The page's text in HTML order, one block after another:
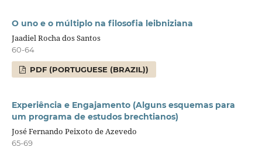
O uno e o múltiplo na filosofia leibniziana
Jaadiel Rocha dos Santos
60-64
PDF (PORTUGUESE (BRAZIL))
Experiência e Engajamento (Alguns esquemas para
um programa de estudos brechtianos)
José Fernando Peixoto de Azevedo
65-69